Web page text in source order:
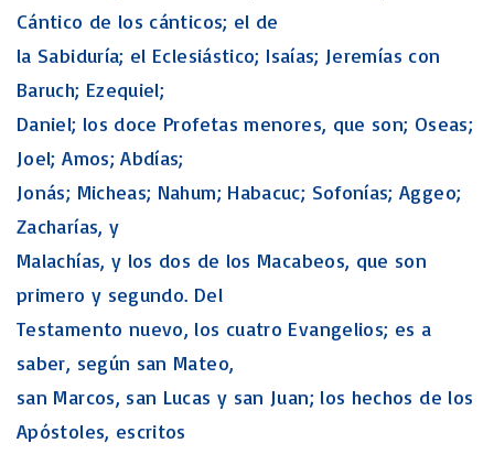
Cántico de los cánticos; el de
la Sabiduría; el Eclesiástico; Isaías; Jeremías con
Baruch; Ezequiel;
Daniel; los doce Profetas menores, que son; Oseas;
Joel; Amos; Abdías;
Jonás; Micheas; Nahum; Habacuc; Sofonías; Aggeo;
Zacharías, y
Malachías, y los dos de los Macabeos, que son
primero y segundo. Del
Testamento nuevo, los cuatro Evangelios; es a
saber, según san Mateo,
san Marcos, san Lucas y san Juan; los hechos de los
Apóstoles, escritos